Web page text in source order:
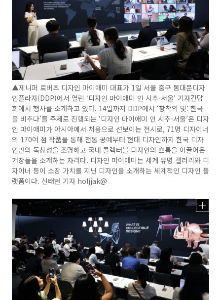
▲제니퍼 로버츠 디자인 마이애미 대표가 1일 서울 중구 동대문디자
인플라자(DDP)에서 열린 ‘디자인 마이애미 인 시추-서울’ 기자간담
회에서 행사를 소개하고 있다. 14일까지 DDP에서 ‘창착의 빛: 한국
을 비추다’를 주제로 진행되는 ‘디자인 마이애미 인 시추-서울’은 디자
인 마이애미가 아시아에서 처음으로 선보이는 전시로, 71명 디자이너
의 170여 점 작품을 통해 전통 공예부터 현대 디자인까지 한국 디자
인만의 독창성을 조명하고 국내 콜렉터블 디자인의 흐름을 이끌어온
거장들을 소개하는 자리다. 디자인 마이애미는 세계 유명 갤러리와 디
자이너 등이 소장 가치를 지닌 디자인을 소개하는 세계적인 디자인 플
랫폼이다. 신태현 기자 holjjak@